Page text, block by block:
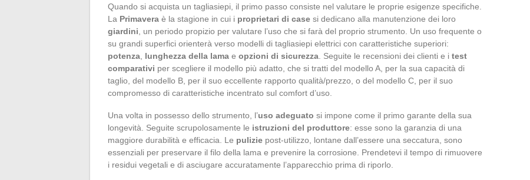
Quando si acquista un tagliasiepi, il primo passo consiste nel valutare le proprie esigenze specifiche.
La Primavera è la stagione in cui i proprietari di case si dedicano alla manutenzione dei loro
giardini , un periodo propizio per valutare l’uso che si farà del proprio strumento. Un uso frequente o
su grandi superfici orienterà verso modelli di tagliasiepi elettrici con caratteristiche superiori:
potenza lunghezza della lama e opzioni di sicurezza . Seguite le recensioni dei clienti e i test
comparativi per scegliere il modello più adatto, che si tratti del modello A, per la sua capacità di
taglio, del modello B, per il suo eccellente rapporto qualità/prezzo, o del modello C, per il suo
compromesso di caratteristiche incentrato sul comfort d’uso.
Una volta in possesso dello strumento, l’uso adeguato si impone come il primo garante della sua
longevità. Seguite scrupolosamente le istruzioni del produttore: esse sono la garanzia di una
maggiore durabilità e efficacia. Le pulizie post-utilizzo, lontane dall’essere una seccatura, sono
essenziali per preservare il filo della lama e prevenire la corrosione. Prendetevi il tempo di rimuovere
i residui vegetali e di asciugare accuratamente l’apparecchio prima di riporlo.